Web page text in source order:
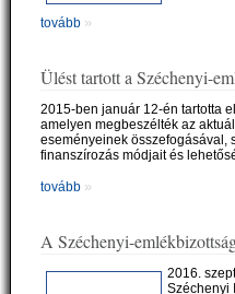
tovább »
Ülést tartott a Széchenyi-
2015-ben január 12-én tartotta
amelyen megbeszélték az
eseményeinek összefogásával,
finanszírozás módjait és
tovább »
A Széchenyi-
2016.
Széchenyi